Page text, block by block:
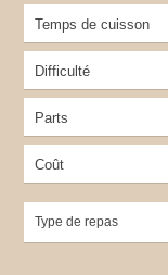
Temps de cuisson
Difficulté
Parts
Coût
Type de repas